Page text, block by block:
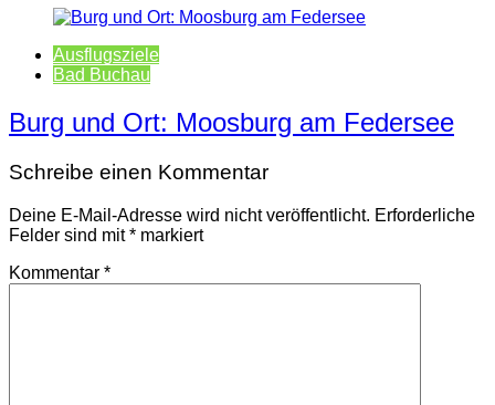
Ausflugsziele
Bad Buchau
Burg und Ort: Moosburg am Federsee
Schreibe einen Kommentar
Deine E-Mail-Adresse wird nicht veröffentlicht. Erforderliche
Felder sind mit* markiert
Kommentar *